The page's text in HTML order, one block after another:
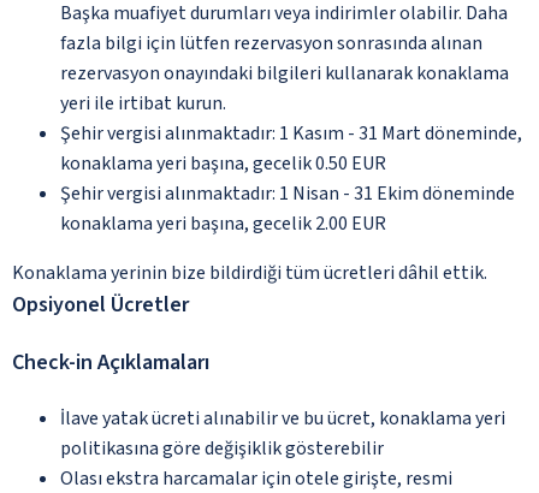
Başka muafiyet durumları veya indirimler olabilir. Daha
fazla bilgi için lütfen rezervasyon sonrasında alınan
rezervasyon onayındaki bilgileri kullanarak konaklama
yeri ile irtibat kurun.
Şehir vergisi alınmaktadır: 1 Kasım - 31 Mart döneminde,
konaklama yeri başına, gecelik 0.50 EUR
Şehir vergisi alınmaktadır: 1 Nisan - 31 Ekim döneminde
konaklama yeri başına, gecelik 2.00 EUR
Konaklama yerinin bize bildirdiği tüm ücretleri dâhil ettik.
Opsiyonel Ücretler
Check-in Açıklamaları
İlave yatak ücreti alınabilir ve bu ücret, konaklama yeri
politikasına göre değişiklik gösterebilir
Olası ekstra harcamalar için otele girişte, resmi